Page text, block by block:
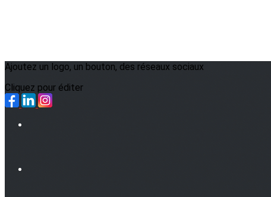
Ajoutez un logo, un bouton, des réseaux sociaux
Cliquez pour éditer